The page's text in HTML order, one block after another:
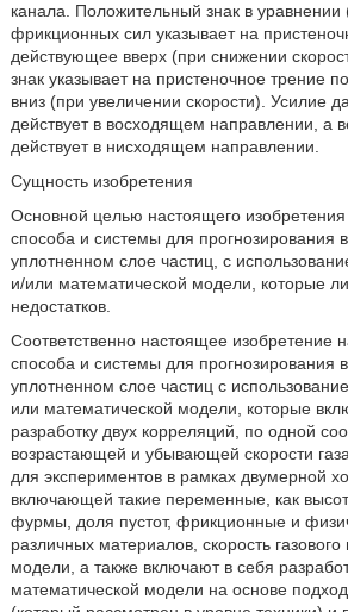
канала. Положительный знак в уравнении
фрикционных сил указывает на
действующее вверх (при снижении
знак указывает на пристеночное трение
вниз (при увеличении скорости). Усилие
действует в восходящем направлении, а
действует в нисходящем направлении.
Сущность изобретения
Основной целью настоящего изобретения
способа и системы для прогнозирования
уплотненном слое частиц, с
и/или математической модели, которые
недостатков.
Соответственно настоящее изобретение
способа и системы для прогнозирования
уплотненном слое частиц с
или математической модели, которые
разработку двух корреляций, по одной
возрастающей и убывающей скорости
для экспериментов в рамках двумерной
включающей такие переменные, как
фурмы, доля пустот, фрикционные и
различных материалов, скорость
модели, а также включают в себя
математической модели на основе